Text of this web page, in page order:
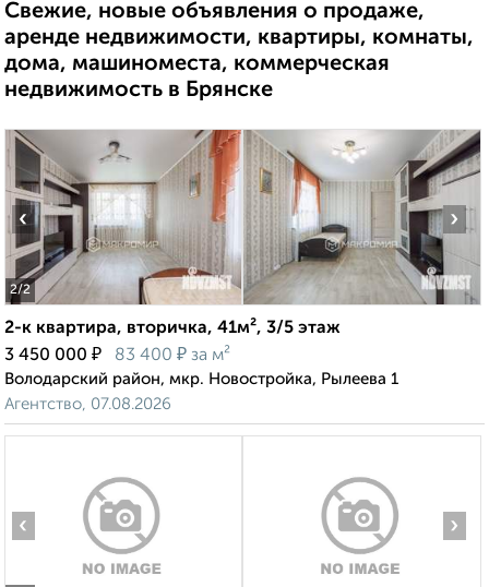
Свежие, новые объявления о продаже,
аренде недвижимости, квартиры, комнаты,
дома, машиноместа, коммерческая
недвижимость в Брянске
2/2
‹ ›
2-к квартира, вторичка, 41м², 3/5 этаж
3 450 000 ₽ 83 400 ₽ за м²
Володарский район, мкр. Новостройка, Рылеева 1
Агентство, 07.08.2026
‹ ›